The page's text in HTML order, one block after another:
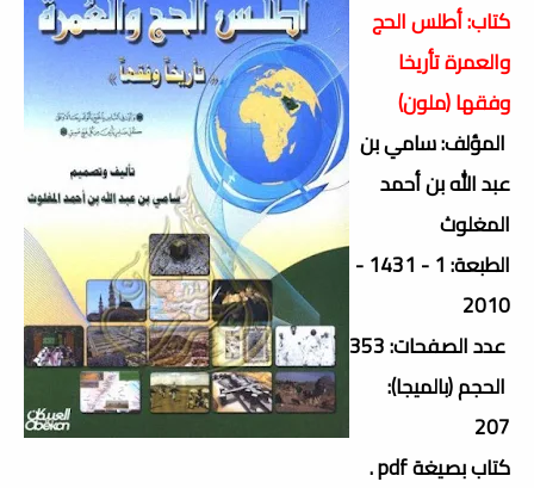
كتاب: أطلس الحج
والعمرة تأريخا
وفقها (ملون)
المؤلف: سامي بن
عبد الله بن أحمد
المغلوث
الطبعة: 1 - 1431 -
2010
عدد الصفحات: 353
الحجم (بالميجا):
207
كتاب بصيغة pdf .